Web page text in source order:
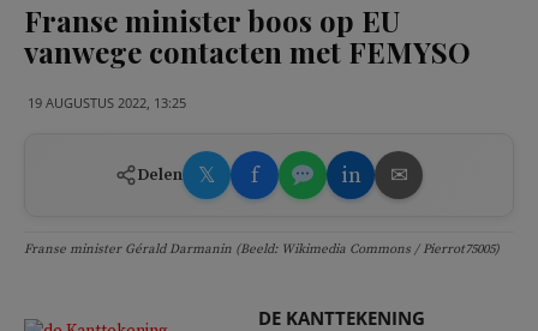
Franse minister boos op EU
vanwege contacten met FEMYSO
19 AUGUSTUS 2022, 13:25
Delen 𝕏 f in ✉
Franse minister Gérald Darmanin (Beeld: Wikimedia Commons / Pierrot75005)
DE KANTTEKENING